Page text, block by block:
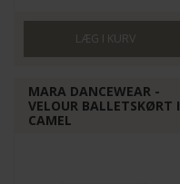
MARA DANCEWEAR -
VELOUR BALLETSKØRT I
CAMEL